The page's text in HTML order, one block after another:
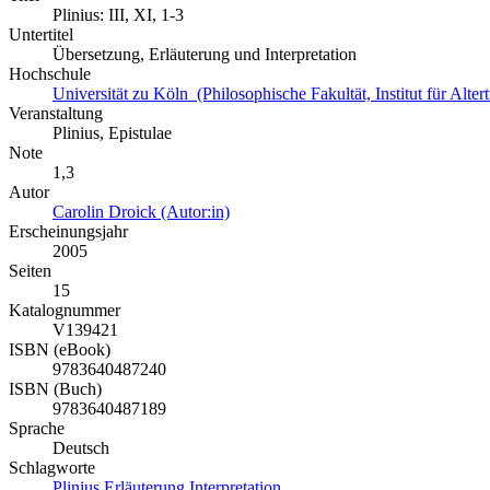
Plinius: III, XI, 1-3
Untertitel
Übersetzung, Erläuterung und Interpretation
Hochschule
Universität zu Köln (Philosophische Fakultät, Institut für
Veranstaltung
Plinius, Epistulae
Note
1,3
Autor
Carolin Droick (Autor:in)
Erscheinungsjahr
2005
Seiten
15
Katalognummer
V139421
ISBN (eBook)
9783640487240
ISBN (Buch)
9783640487189
Sprache
Deutsch
Schlagworte